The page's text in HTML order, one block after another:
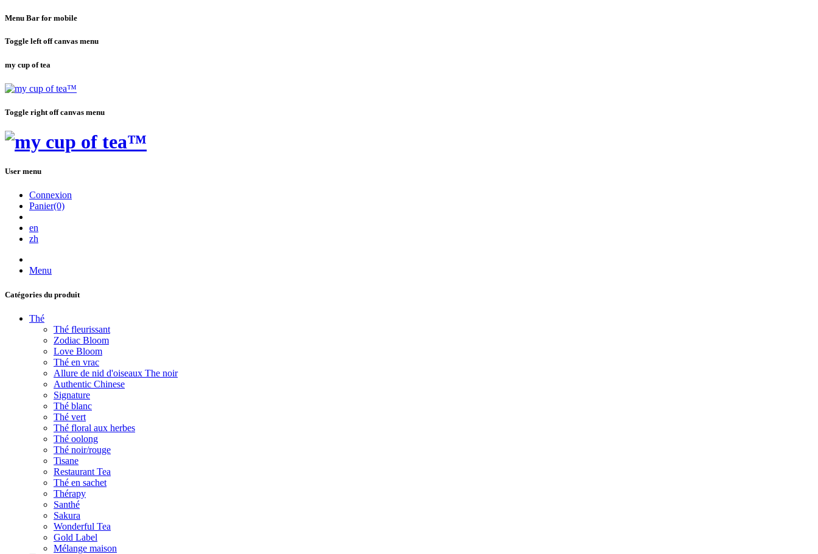
Menu Bar for mobile
Toggle left off canvas menu
my cup of tea
Toggle right off canvas menu
User menu
Connexion
Panier(0)
en
zh
Menu
Catégories du produit
Thé
Thé fleurissant
Zodiac Bloom
Love Bloom
Thé en vrac
Allure de nid d'oiseaux The noir
Authentic Chinese
Signature
Thé blanc
Thé vert
Thé floral aux herbes
Thé oolong
Thé noir/rouge
Tisane
Restaurant Tea
Thé en sachet
Thérapy
Santhé
Sakura
Wonderful Tea
Gold Label
Mélange maison